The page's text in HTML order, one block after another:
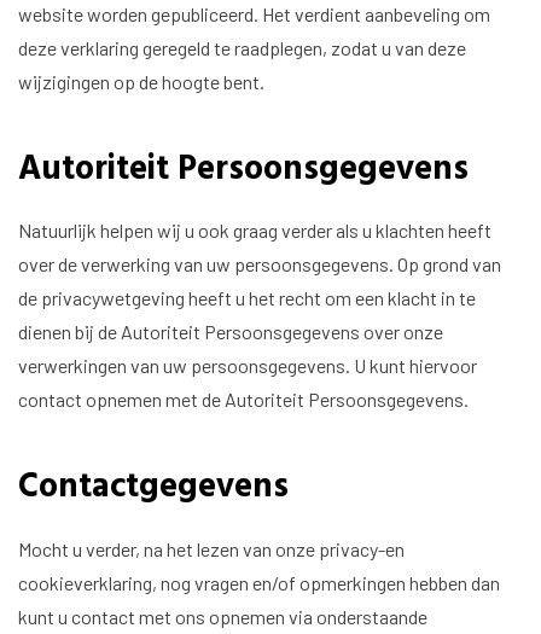
website worden gepubliceerd. Het verdient aanbeveling om
deze verklaring geregeld te raadplegen, zodat u van deze
wijzigingen op de hoogte bent.
Autoriteit Persoonsgegevens
Natuurlijk helpen wij u ook graag verder als u klachten heeft
over de verwerking van uw persoonsgegevens. Op grond van
de privacywetgeving heeft u het recht om een klacht in te
dienen bij de Autoriteit Persoonsgegevens over onze
verwerkingen van uw persoonsgegevens. U kunt hiervoor
contact opnemen met de Autoriteit Persoonsgegevens.
Contactgegevens
Mocht u verder, na het lezen van onze privacy-en
cookieverklaring, nog vragen en/of opmerkingen hebben dan
kunt u contact met ons opnemen via onderstaande